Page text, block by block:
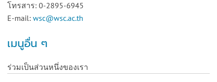
โทรสาร: 0-2895-6945
E-mail: wsc@wsc.ac.th
เมนูอื่น ๆ
ร่วมเป็นส่วนหนึ่งของเรา